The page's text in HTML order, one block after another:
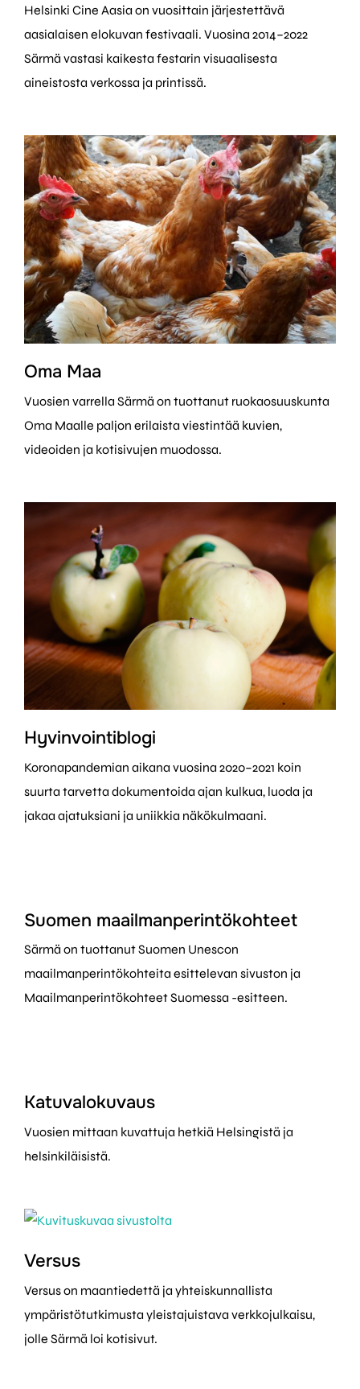
Helsinki Cine Aasia on vuosittain järjestettävä
aasialaisen elokuvan festivaali. Vuosina 2014–2022
Särmä vastasi kaikesta festarin visuaalisesta
aineistosta verkossa ja printissä.
Oma Maa
Vuosien varrella Särmä on tuottanut ruokaosuuskunta
Oma Maalle paljon erilaista viestintää kuvien,
videoiden ja kotisivujen muodossa.
Hyvinvointiblogi
Koronapandemian aikana vuosina 2020–2021 koin
suurta tarvetta dokumentoida ajan kulkua, luoda ja
jakaa ajatuksiani ja uniikkia näkökulmaani.
Suomen maailman­perintö­kohteet
Särmä on tuottanut Suomen Unescon
maailmanperintökohteita esittelevan sivuston ja
Maailmanperintökohteet Suomessa -esitteen.
Katuvalokuvaus
Vuosien mittaan kuvattuja hetkiä Helsingistä ja
helsinkiläisistä.
Versus
Versus on maantiedettä ja yhteiskunnallista
ympäristötutkimusta yleistajuistava verkkojulkaisu,
jolle Särmä loi kotisivut.